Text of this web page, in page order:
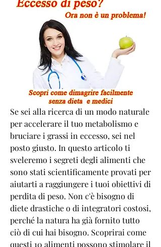
Se sei alla ricerca di un modo naturale
per accelerare il tuo metabolismo e
bruciare i grassi in eccesso, sei nel
posto giusto. In questo articolo ti
sveleremo i segreti degli alimenti che
sono stati scientificamente provati per
aiutarti a raggiungere i tuoi obiettivi di
perdita di peso. Non c'è bisogno di
diete drastiche o di integratori costosi,
perché la natura ha già fornito tutto
ciò di cui hai bisogno. Scoprirai come
questi 10 alimenti possono stimolare il